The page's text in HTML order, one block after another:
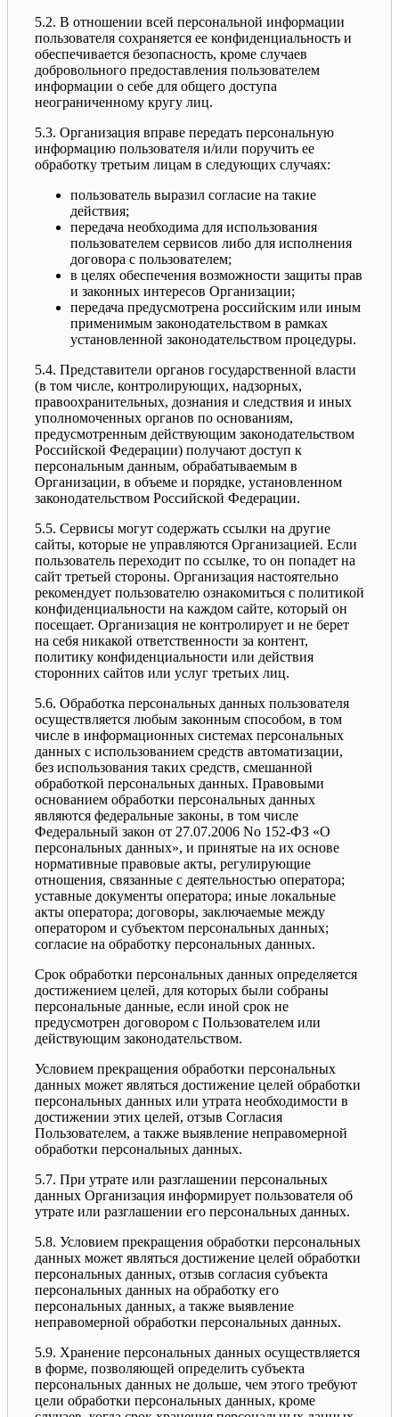
5.2. В отношении всей персональной информации
пользователя сохраняется ее конфиденциальность и
обеспечивается безопасность, кроме случаев
добровольного предоставления пользователем
информации о себе для общего доступа
неограниченному кругу лиц.
5.3. Организация вправе передать персональную
информацию пользователя и/или поручить ее
обработку третьим лицам в следующих случаях:
пользователь выразил согласие на такие
действия;
передача необходима для использования
пользователем сервисов либо для исполнения
договора с пользователем;
в целях обеспечения возможности защиты прав
и законных интересов Организации;
передача предусмотрена российским или иным
применимым законодательством в рамках
установленной законодательством процедуры.
5.4. Представители органов государственной власти
(в том числе, контролирующих, надзорных,
правоохранительных, дознания и следствия и иных
уполномоченных органов по основаниям,
предусмотренным действующим законодательством
Российской Федерации) получают доступ к
персональным данным, обрабатываемым в
Организации, в объеме и порядке, установленном
законодательством Российской Федерации.
5.5. Сервисы могут содержать ссылки на другие
сайты, которые не управляются Организацией. Если
пользователь переходит по ссылке, то он попадет на
сайт третьей стороны. Организация настоятельно
рекомендует пользователю ознакомиться с политикой
конфиденциальности на каждом сайте, который он
посещает. Организация не контролирует и не берет
на себя никакой ответственности за контент,
политику конфиденциальности или действия
сторонних сайтов или услуг третьих лиц.
5.6. Обработка персональных данных пользователя
осуществляется любым законным способом, в том
числе в информационных системах персональных
данных с использованием средств автоматизации,
без использования таких средств, смешанной
обработкой персональных данных. Правовыми
основанием обработки персональных данных
являются федеральные законы, в том числе
Федеральный закон от 27.07.2006 No 152-ФЗ «О
персональных данных», и принятые на их основе
нормативные правовые акты, регулирующие
отношения, связанные с деятельностью оператора;
уставные документы оператора; иные локальные
акты оператора; договоры, заключаемые между
оператором и субъектом персональных данных;
согласие на обработку персональных данных.
Срок обработки персональных данных определяется
достижением целей, для которых были собраны
персональные данные, если иной срок не
предусмотрен договором с Пользователем или
действующим законодательством.
Условием прекращения обработки персональных
данных может являться достижение целей обработки
персональных данных или утрата необходимости в
достижении этих целей, отзыв Согласия
Пользователем, а также выявление неправомерной
обработки персональных данных.
5.7. При утрате или разглашении персональных
данных Организация информирует пользователя об
утрате или разглашении его персональных данных.
5.8. Условием прекращения обработки персональных
данных может являться достижение целей обработки
персональных данных, отзыв согласия субъекта
персональных данных на обработку его
персональных данных, а также выявление
неправомерной обработки персональных данных.
5.9. Хранение персональных данных осуществляется
в форме, позволяющей определить субъекта
персональных данных не дольше, чем этого требуют
цели обработки персональных данных, кроме